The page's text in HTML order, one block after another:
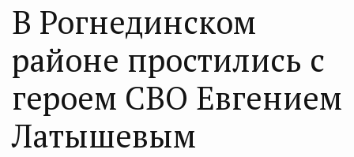
В Рогнединском
районе простились с
героем СВО Евгением
Латышевым